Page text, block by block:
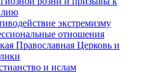
экстремизму
отношения
Православная Церковь и
и ислам